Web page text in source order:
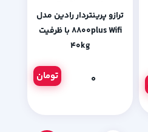
ترازو پرینتردار رادین مدل
۸۸۰۰plus Wifi با ظرفیت
۴۰kg
تومان